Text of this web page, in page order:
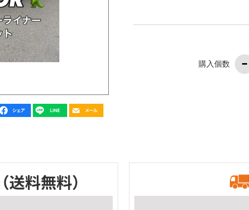
購入個数
（送料無料）